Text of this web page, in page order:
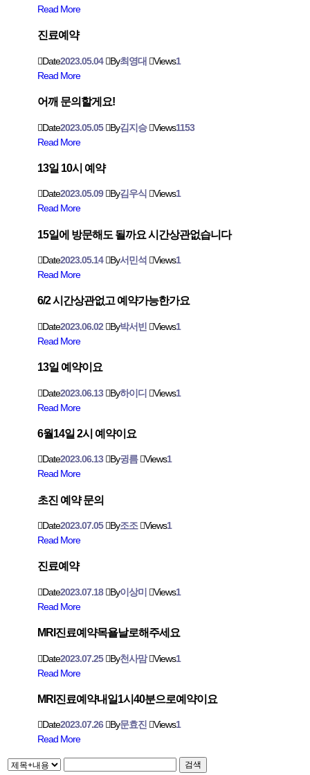
Read More
진료예약
Date2023.05.04 By최영대 Views1
Read More
어깨 문의할게요!
Date2023.05.05 By김지승 Views1153
Read More
13일 10시 예약
Date2023.05.09 By김우식 Views1
Read More
15일에 방문해도 될까요 시간상관없습니다
Date2023.05.14 By서민석 Views1
Read More
6/2 시간상관없고 예약가능한가요
Date2023.06.02 By박서빈 Views1
Read More
13일 예약이요
Date2023.06.13 By하이디 Views1
Read More
6월14일 2시 예약이요
Date2023.06.13 By귕름 Views1
Read More
초진 예약 문의
Date2023.07.05 By조조 Views1
Read More
진료예약
Date2023.07.18 By이상미 Views1
Read More
MRI진료예약목욜날로해주세요
Date2023.07.25 By천사맘 Views1
Read More
MRl진료예약내일1시40분으로예약이요
Date2023.07.26 By문효진 Views1
Read More
검색